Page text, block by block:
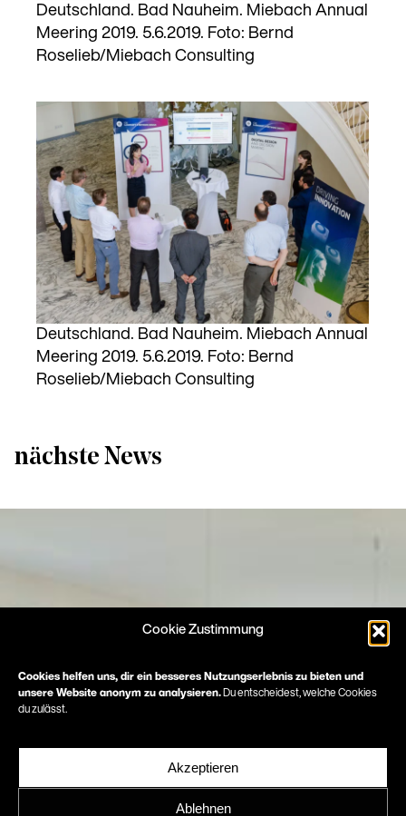
Cookie Zustimmung
Cookies helfen uns, dir ein besseres Nutzungserlebnis zu bieten und
unsere Website anonym zu analysieren. Du entscheidest, welche Cookies
du zulässt.
Akzeptieren
Ablehnen
Deutschland. Bad Nauheim. Miebach Annual
Meering 2019. 5.6.2019. Foto: Bernd
Roselieb/Miebach Consulting
Deutschland. Bad Nauheim. Miebach Annual
Meering 2019. 5.6.2019. Foto: Bernd
Roselieb/Miebach Consulting
nächste News